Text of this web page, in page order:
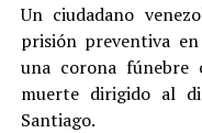
Un ciudadano
prisión preventiva
una corona fúnebre
muerte dirigido al
Santiago.